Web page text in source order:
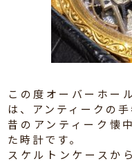
この度オーバーホー
は、アンティークの
昔のアンティーク懐
た時計です。
スケルトンケースか